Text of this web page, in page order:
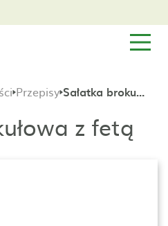
Przepisy Sałatka brokułowa z fetą
z fetą